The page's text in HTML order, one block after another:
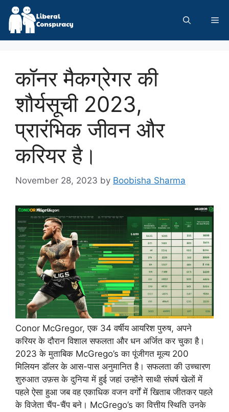
Skip
content
कॉनर मैकग्रेगर की
शौर्यसूची 2023,
प्रारंभिक जीवन और
करियर है।
November 28, 2023 by Boobisha Sharma
Conor McGregor, एक 34 वर्षीय आयरिश पुरुष, अपने
करियर के दौरान विशाल सफलता और धन अर्जित कर चुका है।
2023 के मुताबिक McGrego’s का पूंजीगत मूल्य 200
मिलियन डॉलर के आस-पास अनुमानित है। सफलता की उच्चारण
शुरुआत उफ़स के दुनिया में हुई जहां उन्होंने साथी संघर्ष खेलों में
पहले ऐसा हुआ जब वह एकाधिक वजन वर्गों में खिताब जीतकर पहले
के विजेता चैंप-चैंप बने। McGrego’s का वित्तीय स्थिति उनके